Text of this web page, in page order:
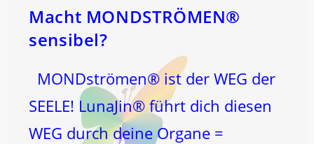
Macht MONDSTRÖMEN®
sensibel?
MONDströmen® ist der WEG der
SEELE! LunaJin® führt dich diesen
WEG durch deine Organe =